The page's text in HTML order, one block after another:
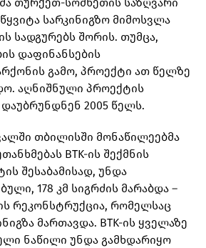
თურქეთ-სომხეთის საზღვარი
სარკინიგზო მიმოსვლა
სადგურებს შორის. თუმცა,
დაფინანსების
გამო, პროექტი ათ წელზე
აღნიშნული პროექტის
2005 წელს.
თბილისში მონაწილეებმა
BTK-ის შექმნის
შესაბამისად, უნდა
178 კმ სიგრძის მარაბდა –
რეკონსტრუქცია, რომელსაც
მართავდა. BTK-ის ყველაზე
ნაწილი უნდა გამხდარიყო